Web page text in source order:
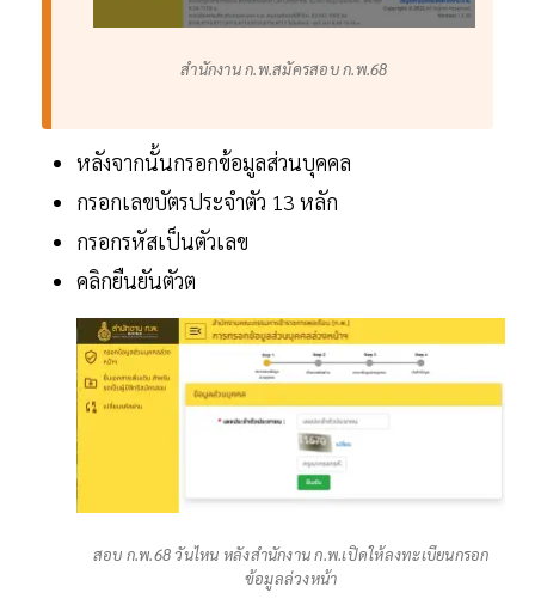
สำนักงาน ก.พ.สมัครสอบ ก.พ.68
หลังจากนั้นกรอกข้อมูลส่วนบุคคล
กรอกเลขบัตรประจำตัว 13 หลัก
กรอกรหัสเป็นตัวเลข
คลิกยืนยันตัวต
สอบ ก.พ.68 วันไหน หลังสำนักงาน ก.พ.เปิดให้ลงทะเบียนกรอก
ข้อมูลล่วงหน้า